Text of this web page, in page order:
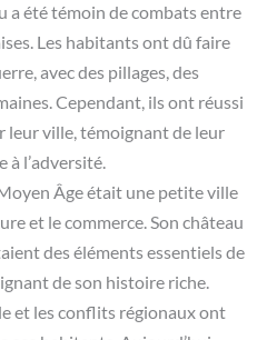
a été témoin de combats entre
Les habitants ont dû faire
avec des pillages, des
Cependant, ils ont réussi
leur ville, témoignant de leur
à l’adversité.
Âge était une petite ville
et le commerce. Son château
des éléments essentiels de
de son histoire riche.
et les conflits régionaux ont